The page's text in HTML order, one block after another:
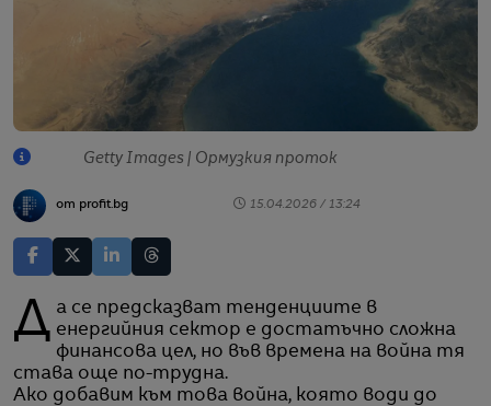
Getty Images | Ормузкия проток
от profit.bg 15.04.2026 / 13:24
Да се предсказват тенденциите в енергийния сектор е достатъчно сложна
финансова цел, но във времена на война тя
става още по-трудна.
Ако добавим към това война, която води до